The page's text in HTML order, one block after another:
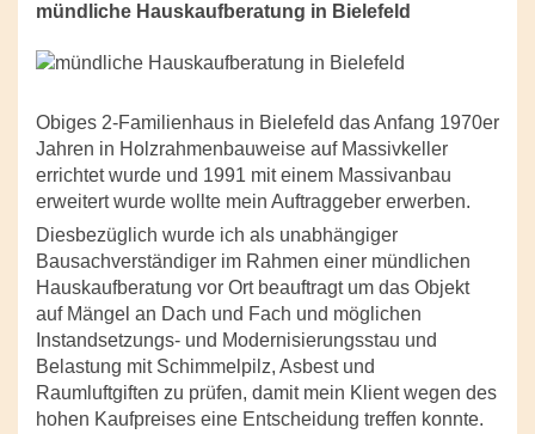
mündliche Hauskaufberatung in Bielefeld
Obiges 2-Familienhaus in Bielefeld das Anfang 1970er
Jahren in Holzrahmenbauweise auf Massivkeller
errichtet wurde und 1991 mit einem Massivanbau
erweitert wurde wollte mein Auftraggeber erwerben.
Diesbezüglich wurde ich als unabhängiger
Bausachverständiger im Rahmen einer mündlichen
Hauskaufberatung vor Ort beauftragt um das Objekt
auf Mängel an Dach und Fach und möglichen
Instandsetzungs- und Modernisierungsstau und
Belastung mit Schimmelpilz, Asbest und
Raumluftgiften zu prüfen, damit mein Klient wegen des
hohen Kaufpreises eine Entscheidung treffen konnte.